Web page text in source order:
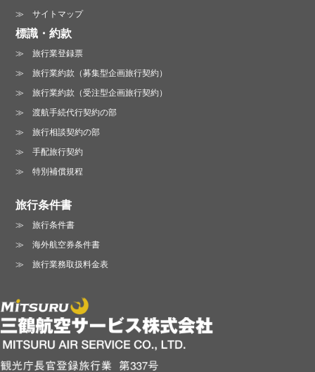
サイトマップ
標識・約款
旅行業登録票
旅行業約款（募集型企画旅行契約）
旅行業約款（受注型企画旅行契約）
渡航手続代行契約の部
旅行相談契約の部
手配旅行契約
特別補償規程
旅行条件書
旅行条件書
海外航空券条件書
旅行業務取扱料金表